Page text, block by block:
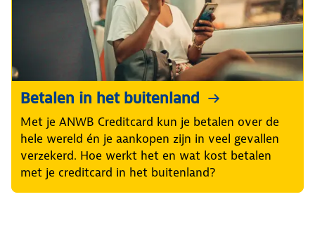
Betalen in het buitenland
Met je ANWB Creditcard kun je betalen over de
hele wereld én je aankopen zijn in veel gevallen
verzekerd. Hoe werkt het en wat kost betalen
met je creditcard in het buitenland?